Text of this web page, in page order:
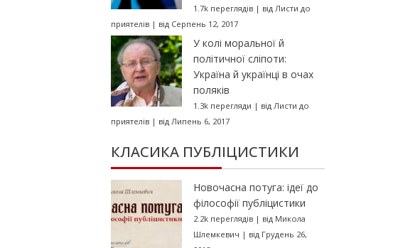
1.7k переглядів| від Листи до
приятелів| від Серпень 12, 2017
У колі моральної й
політичної сліпоти:
Україна й українці в очах
поляків
1.3k перегляди | від Листи до
приятелів| від Липень 6, 2017
КЛАСИКА ПУБЛІЦИСТИКИ
Новочасна потуга: ідеї до
філософії публіцистики
2.2k переглядів| від Микола
Шлемкевич | від Грудень 26,